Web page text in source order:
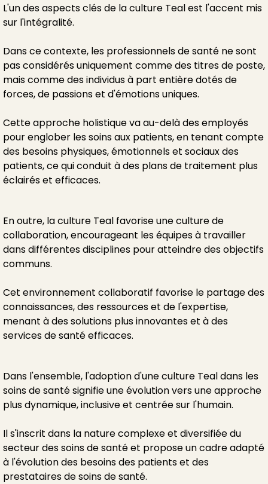
L'un des aspects clés de la culture Teal est l'accent mis
sur l'intégralité.
Dans ce contexte, les professionnels de santé ne sont
pas considérés uniquement comme des titres de poste,
mais comme des individus à part entière dotés de
forces, de passions et d'émotions uniques.
Cette approche holistique va au-delà des employés
pour englober les soins aux patients, en tenant compte
des besoins physiques, émotionnels et sociaux des
patients, ce qui conduit à des plans de traitement plus
éclairés et efficaces.
En outre, la culture Teal favorise une culture de
collaboration, encourageant les équipes à travailler
dans différentes disciplines pour atteindre des objectifs
communs.
Cet environnement collaboratif favorise le partage des
connaissances, des ressources et de l'expertise,
menant à des solutions plus innovantes et à des
services de santé efficaces.
Dans l'ensemble, l'adoption d'une culture Teal dans les
soins de santé signifie une évolution vers une approche
plus dynamique, inclusive et centrée sur l'humain.
Il s'inscrit dans la nature complexe et diversifiée du
secteur des soins de santé et propose un cadre adapté
à l'évolution des besoins des patients et des
prestataires de soins de santé.